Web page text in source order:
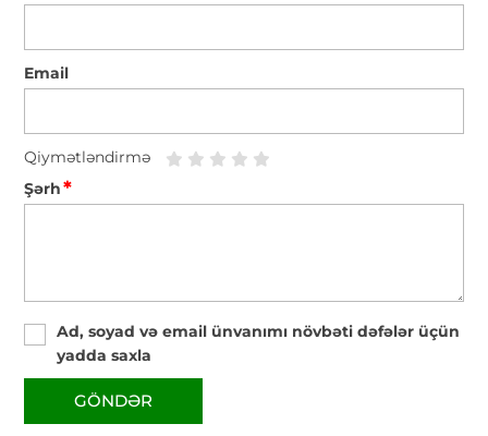
Email
Qiymətləndirmə
Şərh*
Ad, soyad və email ünvanımı növbəti dəfələr üçün
yadda saxla
GÖNDƏR